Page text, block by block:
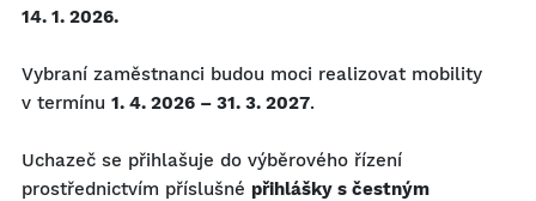
14. 1. 2026.
Vybraní zaměstnanci budou moci realizovat mobility
v termínu 1. 4. 2026 – 31. 3. 2027.
Uchazeč se přihlašuje do výběrového řízení
prostřednictvím příslušné přihlášky s čestným